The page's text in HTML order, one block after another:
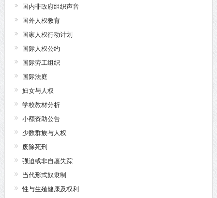
国内非政府组织声音
国外人权教育
国家人权行动计划
国际人权公约
国际劳工组织
国际法庭
妇女与人权
学校教材分析
小额资助公告
少数群族与人权
废除死刑
强迫或非自愿失踪
当代形式奴隶制
性与生殖健康及权利